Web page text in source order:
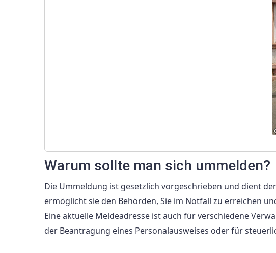
Warum sollte man sich ummelden?
Die Ummeldung ist gesetzlich vorgeschrieben und dient
ermöglicht sie den Behörden, Sie im Notfall zu erreichen
Eine aktuelle Meldeadresse ist auch für verschiedene
der Beantragung eines Personalausweises oder für